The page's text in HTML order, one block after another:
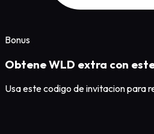
Bonus
Obtene WLD extra con
Usa este codigo de invitacion para